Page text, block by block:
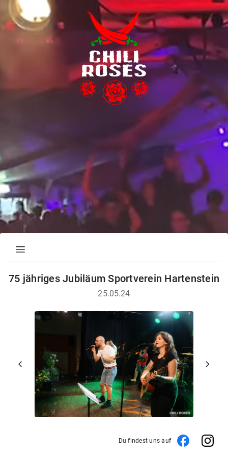
menu
75 jähriges Jubiläum Sportverein Hartenstein
25.05.24
chevron_left chevron_right
Du findest uns auf